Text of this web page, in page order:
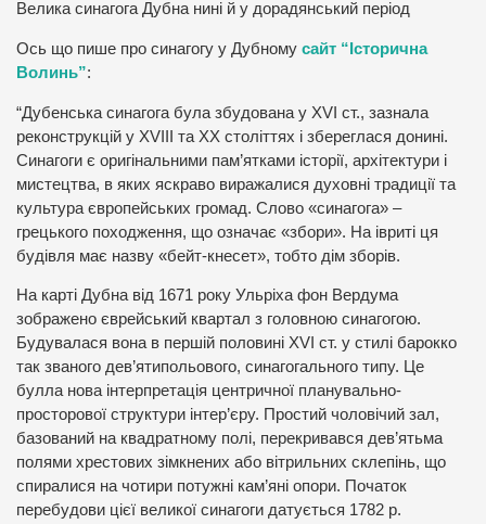
Велика синагога Дубна нині й у дорадянський період
Ось що пише про синагогу у Дубному сайт “Історична
Волинь”:
“Дубенська синагога була збудована у XVI ст., зазнала
реконструкцій у XVIII та ХХ століттях і збереглася донині.
Синагоги є оригінальними пам’ятками історії, архітектури і
мистецтва, в яких яскраво виражалися духовні традиції та
культура європейських громад. Слово «синагога» –
грецького походження, що означає «збори». На івриті ця
будівля має назву «бейт-кнесет», тобто дім зборів.
На карті Дубна від 1671 року Ульріха фон Вердума
зображено єврейський квартал з головною синагогою.
Будувалася вона в першій половині XVI ст. у стилі барокко
так званого дев’ятипольового, синагогального типу. Це
булла нова інтерпретація центричної планувально-
просторової структури інтер’єру. Простий чоловічий зал,
базований на квадратному полі, перекривався дев’ятьма
полями хрестових зімкнених або вітрильних склепінь, що
спиралися на чотири потужні кам’яні опори. Початок
перебудови цієї великої синагоги датується 1782 р.